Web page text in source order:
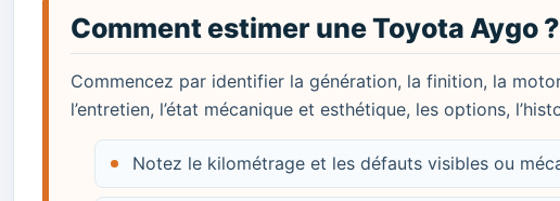
Comment estimer une Toyota Aygo ?
Commencez par identifier la génération, la finition, la
l’entretien, l’état mécanique et esthétique, les options,
Notez le kilométrage et les défauts visibles ou